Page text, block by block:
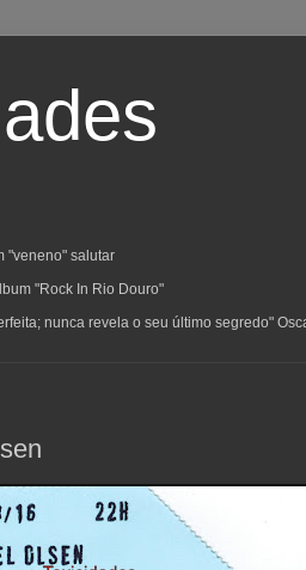
"veneno" salutar
"Rock In Rio Douro"
nunca revela o seu último segredo"